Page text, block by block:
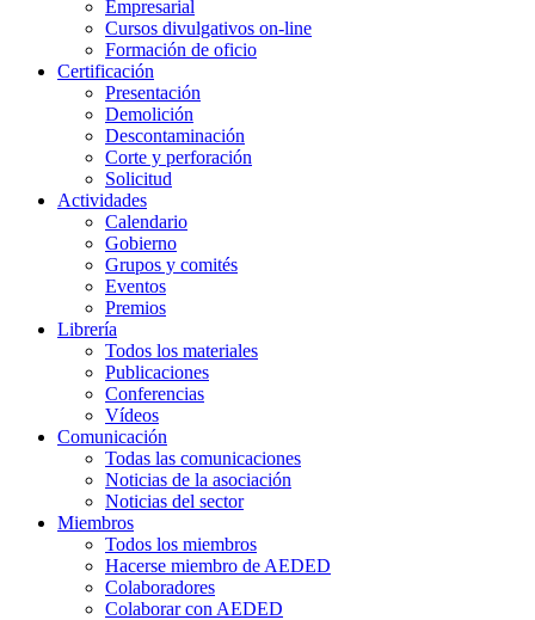
Empresarial
Cursos divulgativos on-line
Formación de oficio
Certificación
Presentación
Demolición
Descontaminación
Corte y perforación
Solicitud
Actividades
Calendario
Gobierno
Grupos y comités
Eventos
Premios
Librería
Todos los materiales
Publicaciones
Conferencias
Vídeos
Comunicación
Todas las comunicaciones
Noticias de la asociación
Noticias del sector
Miembros
Todos los miembros
Hacerse miembro de AEDED
Colaboradores
Colaborar con AEDED